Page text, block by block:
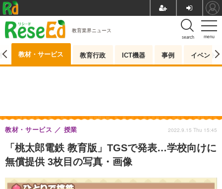
menu
search
教育業界ニュース
教材・サービス 教育行政 ICT機器 事例 イベント
「桃太郎電鉄 教育版」TGSで発表…学校向けに
無償提供 3枚目の写真・画像
教材・サービス 授業 2022.9.15 Thu 15:45